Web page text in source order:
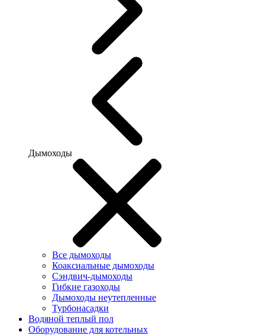
Дымоходы
Все дымоходы
Коаксиальные дымоходы
Сэндвич-дымоходы
Гибкие газоходы
Дымоходы неутепленные
Турбонасадки
Водяной теплый пол
Оборудование для котельных